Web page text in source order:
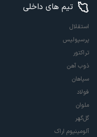
تیم های داخلی
استقلال
پرسپولیس
تراکتور
ذوب آهن
سپاهان
فولاد
ملوان
گل‌گهر
آلومینیوم اراک